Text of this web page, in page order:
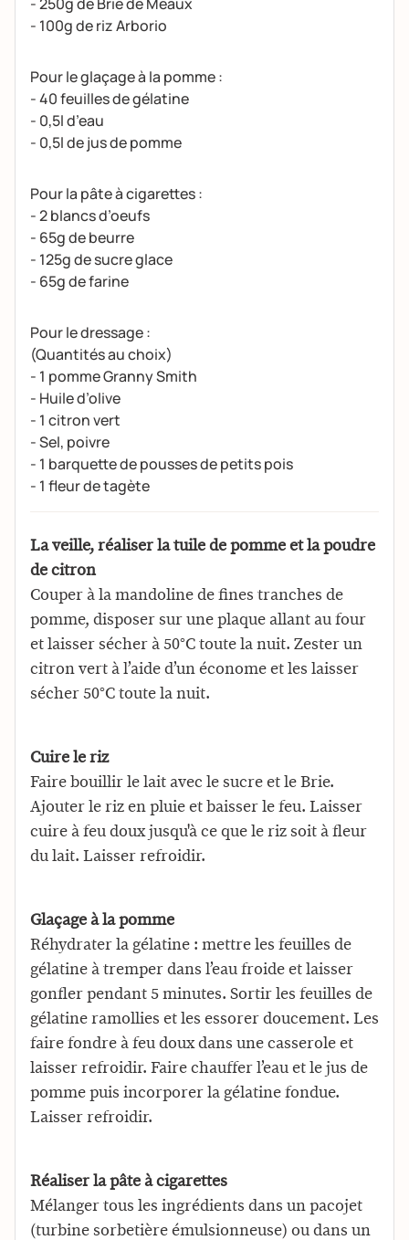
- 100g de riz Arborio
Pour le glaçage à la pomme :
- 40 feuilles de gélatine
- 0,5l d’eau
- 0,5l de jus de pomme
Pour la pâte à cigarettes :
- 2 blancs d’oeufs
- 65g de beurre
- 125g de sucre glace
- 65g de farine
Pour le dressage :
(Quantités au choix)
- 1 pomme Granny Smith
- Huile d’olive
- 1 citron vert
- Sel, poivre
- 1 barquette de pousses de petits pois
- 1 fleur de tagète
La veille, réaliser la tuile de pomme et la poudre
de citron
Couper à la mandoline de fines tranches de
pomme, disposer sur une plaque allant au four
et laisser sécher à 50°C toute la nuit. Zester un
citron vert à l’aide d’un économe et les laisser
sécher 50°C toute la nuit.
Cuire le riz
Faire bouillir le lait avec le sucre et le Brie.
Ajouter le riz en pluie et baisser le feu. Laisser
cuire à feu doux jusqu'à ce que le riz soit à fleur
du lait. Laisser refroidir.
Glaçage à la pomme
Réhydrater la gélatine : mettre les feuilles de
gélatine à tremper dans l’eau froide et laisser
gonfler pendant 5 minutes. Sortir les feuilles de
gélatine ramollies et les essorer doucement. Les
faire fondre à feu doux dans une casserole et
laisser refroidir. Faire chauffer l’eau et le jus de
pomme puis incorporer la gélatine fondue.
Laisser refroidir.
Réaliser la pâte à cigarettes
Mélanger tous les ingrédients dans un pacojet
(turbine sorbetière émulsionneuse) ou dans un